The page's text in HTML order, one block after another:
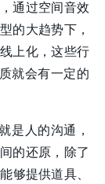
通过空间音效
的大趋势下，
上化，这些行
就会有一定的
是人的沟通，
的还原，除了
够提供道具、